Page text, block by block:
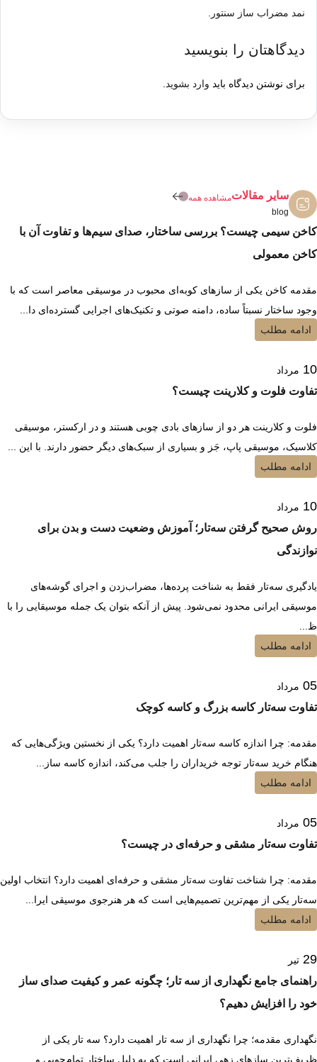
نمد مضراب ساز سنتور.
دیدگاهتان را بنویسید
برای نوشتن دیدگاه باید وارد بشوید
سایر مقالات
blog
مشاهده همه
کاخن سیمی چیست؟ بررسی ساختار، صدای سیم‌ها و تفاوت آن با
کاخن معمولی
مقدمه کاخن یکی از سازهای کوبه‌ای محبوب در موسیقی معاصر است که با
وجود ساختار نسبتاً ساده، دامنه صوتی و تکنیک‌های اجرایی گسترده‌ای دا...
ادامه مطلب
10 مرداد
تفاوت فلوت و کلارینت چیست؟
فلوت و کلارینت هر دو از سازهای بادی چوبی هستند و در ارکستر، موسیقی
کلاسیک، موسیقی پاپ، جَز و بسیاری از سبک‌های دیگر حضور دارند. با این ...
ادامه مطلب
10 مرداد
روش صحیح گرفتن سه‌تار؛ آموزش وضعیت دست و بدن برای
نوازندگی
یادگیری سه‌تار فقط به شناخت پرده‌ها، مضراب‌زدن و اجرای گوشه‌های
موسیقی ایرانی محدود نمی‌شود. پیش از آنکه بتوان یک جمله موسیقایی را با
ظ...
ادامه مطلب
05 مرداد
تفاوت سه‌تار کاسه بزرگ و کاسه کوچک
مقدمه: چرا اندازه کاسه سه‌تار اهمیت دارد؟ یکی از نخستین ویژگی‌هایی که
هنگام خرید سه‌تار توجه خریداران را جلب می‌کند، اندازه کاسه ساز...
ادامه مطلب
05 مرداد
تفاوت سه‌تار مشقی و حرفه‌ای در چیست؟
مقدمه: چرا شناخت تفاوت سه‌تار مشقی و حرفه‌ای اهمیت دارد؟ انتخاب اولین
سه‌تار یکی از مهم‌ترین تصمیم‌هایی است که هر هنرجوی موسیقی ایرا...
ادامه مطلب
29 تیر
راهنمای جامع نگهداری از سه تار؛ چگونه عمر و کیفیت صدای ساز
خود را افزایش دهیم؟
نگهداری مقدمه؛ چرا نگهداری از سه تار اهمیت دارد؟ سه تار یکی از
ظریف‌ترین سازهای زهی ایرانی است که به دلیل ساختار تمام‌چوبی و